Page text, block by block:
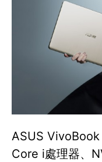
ASUS
Core i處理器、